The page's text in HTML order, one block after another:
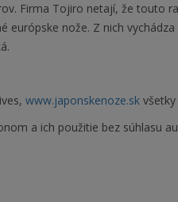
Firma Tojiro netají, že touto
európske nože. Z nich
www.japonskenoze.skvšetky
a ich použitie bez súhlasu